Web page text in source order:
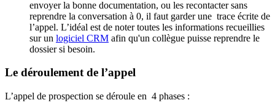
envoyer la bonne documentation, ou les recontacter sans
reprendre la conversation à 0, il faut garder une trace écrite de
l’appel. L’idéal est de noter toutes les informations recueillies
sur un logiciel CRM afin qu'un collègue puisse reprendre le
dossier si besoin.
Le déroulement de l’appel
L’appel de prospection se déroule en 4 phases :